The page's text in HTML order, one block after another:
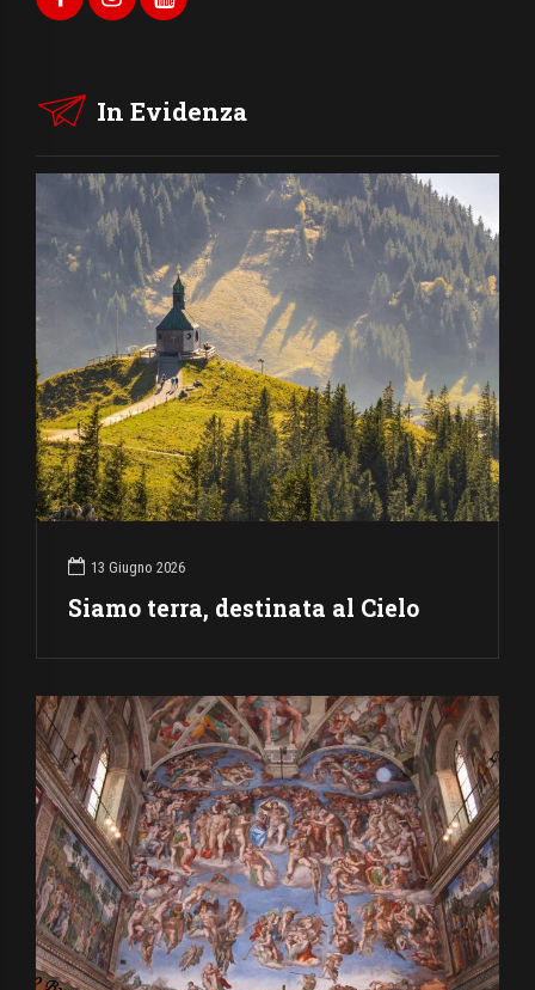
In Evidenza
13 Giugno 2026
Siamo terra, destinata al Cielo